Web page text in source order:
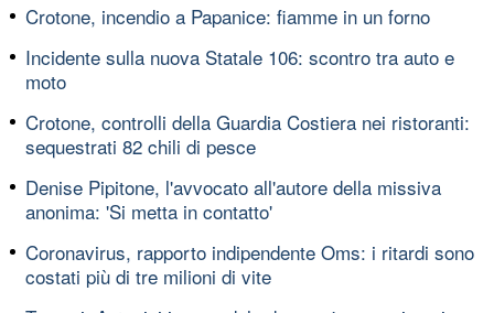
Crotone, incendio a Papanice: fiamme in un forno
Incidente sulla nuova Statale 106: scontro tra auto e
moto
Crotone, controlli della Guardia Costiera nei ristoranti:
sequestrati 82 chili di pesce
Denise Pipitone, l'avvocato all'autore della missiva
anonima: 'Si metta in contatto'
Coronavirus, rapporto indipendente Oms: i ritardi sono
costati più di tre milioni di vite